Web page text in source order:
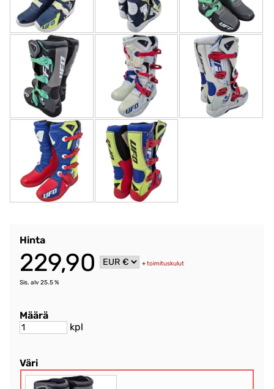
Hinta
229,90 +toimituskulut
Sis. alv 25.5 %
Määrä
kpl
Väri